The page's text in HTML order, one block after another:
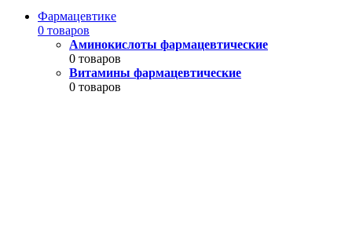
Фармацевтике
0 товаров
Аминокислоты фармацевтические
0 товаров
Витамины фармацевтические
0 товаров